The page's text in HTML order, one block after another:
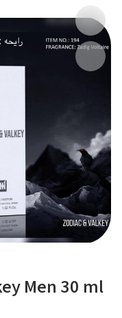
Men 30 ml